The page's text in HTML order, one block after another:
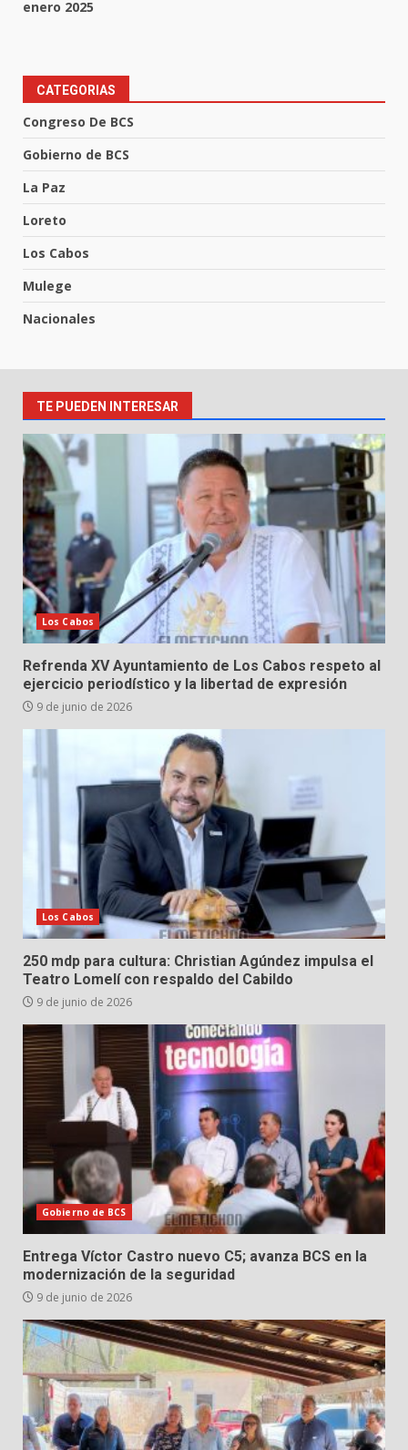
enero 2025
CATEGORIAS
Congreso De BCS
Gobierno de BCS
La Paz
Loreto
Los Cabos
Mulege
Nacionales
TE PUEDEN INTERESAR
Los Cabos
Refrenda XV Ayuntamiento de Los Cabos respeto al
ejercicio periodístico y la libertad de expresión
9 de junio de 2026
Los Cabos
250 mdp para cultura: Christian Agúndez impulsa el
Teatro Lomelí con respaldo del Cabildo
9 de junio de 2026
Gobierno de BCS
Entrega Víctor Castro nuevo C5; avanza BCS en la
modernización de la seguridad
9 de junio de 2026